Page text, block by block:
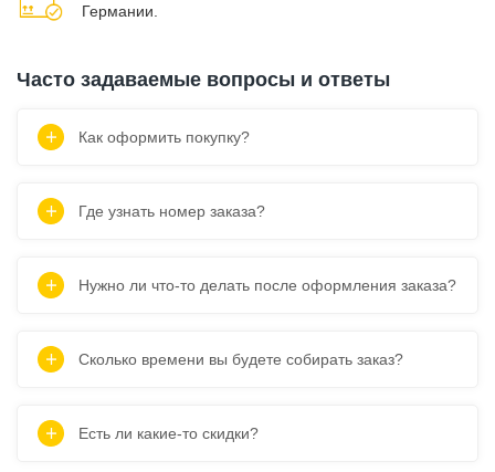
Германии.
Часто задаваемые вопросы и ответы
Как оформить покупку?
Где узнать номер заказа?
Нужно ли что-то делать после оформления заказа?
Сколько времени вы будете собирать заказ?
Есть ли какие-то скидки?